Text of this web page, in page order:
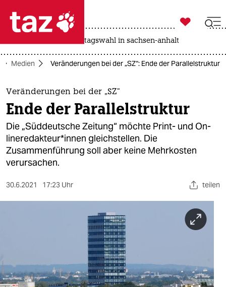
 taz zahl ich
taz zahl ich
themen
politik
öko
gesellschaft
kultur
sport
wahrheit

taz zahl ich
landtagswahl in sachsen-anhalt
Medien Veränderungen bei der „SZ“: Ende der Parallelstruktur
Veränderungen bei der „SZ“
Ende der Parallelstruktur
Die „Süddeutsche Zeitung“ möchte Print- und On­
line­re­dak­teu­r*in­nen gleichstellen. Die
Zusammenführung soll aber keine Mehrkosten
verursachen.
30.6.2021 17:23 Uhr teilen